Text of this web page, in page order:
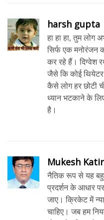
harsh gupta
हा हा हा, तुम लोग
सिर्फ एक मनोरंजन
कर रहे हैं। दिग्वेश
जैसे कि कोई
कैसे लोग हर छोटी
ध्यान भटकाने के
है।
Mukesh
नैतिक रूप से यह
प्रदर्शन के आधार
जाए। क्रिकेट में
चाहिए। जब हम